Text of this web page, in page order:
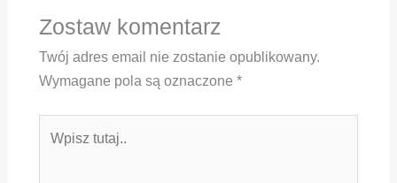
Zostaw komentarz
Twój adres email nie zostanie opublikowany.
Wymagane pola są oznaczone *
tutaj..